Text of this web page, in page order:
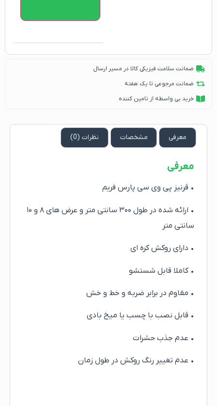
ضمانت سلامت فیزیکی کالا در مسیر ارسال
ضمانت مرجوعی تا یک هفته
خرید بی واسطه از تامین کننده
معرفی مشخصات نظرات (0)
معرفی
• قرنیز پی وی سی پارس فریم
• ارائه شده در طول ۳۰۰ سانتی متر و عرض های ۸ و ۱۰
سانتی متر
• دارای روکش کره ای
• کاملا قابل شستشو
• مقاوم در برابر ضربه و خط و خش
• قابل نصب با چسب یا میخ بادی
• عدم جذب حشرات
• عدم تغییر رنگ روکش در طول زمان